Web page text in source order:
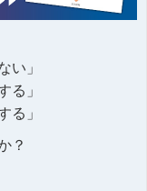
い」
る」
る」
？